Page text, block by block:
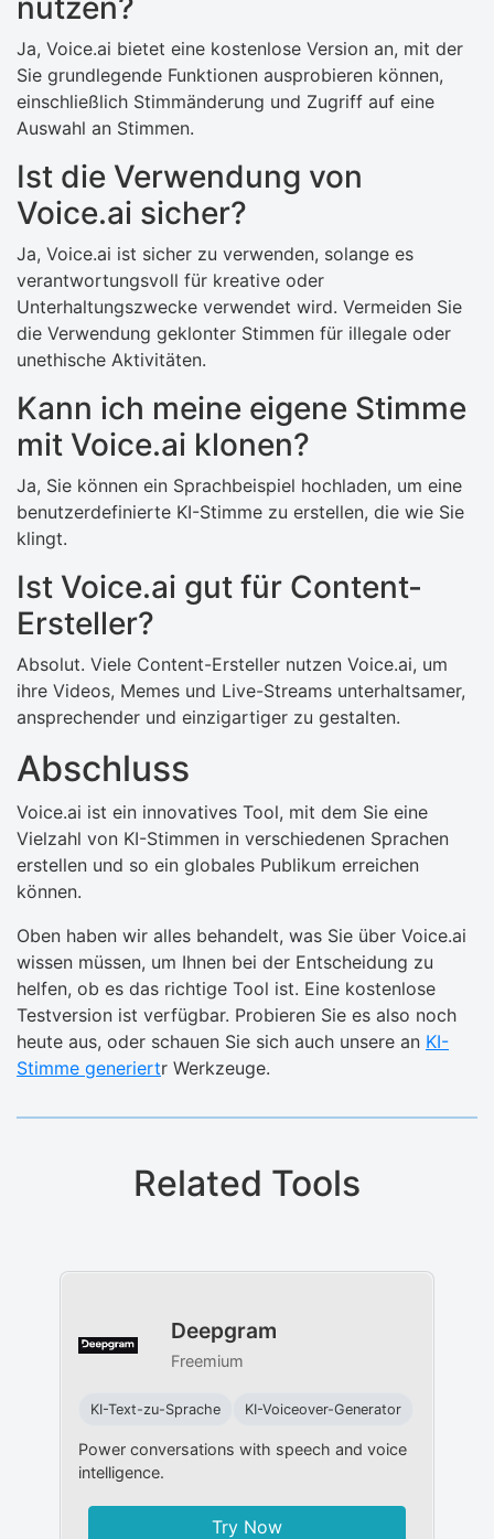
nutzen?
Ja, Voice.ai bietet eine kostenlose Version an, mit der
Sie grundlegende Funktionen ausprobieren können,
einschließlich Stimmänderung und Zugriff auf eine
Auswahl an Stimmen.
Ist die Verwendung von
Voice.ai sicher?
Ja, Voice.ai ist sicher zu verwenden, solange es
verantwortungsvoll für kreative oder
Unterhaltungszwecke verwendet wird. Vermeiden Sie
die Verwendung geklonter Stimmen für illegale oder
unethische Aktivitäten.
Kann ich meine eigene Stimme
mit Voice.ai klonen?
Ja, Sie können ein Sprachbeispiel hochladen, um eine
benutzerdefinierte KI-Stimme zu erstellen, die wie Sie
klingt.
Ist Voice.ai gut für Content-
Ersteller?
Absolut. Viele Content-Ersteller nutzen Voice.ai, um
ihre Videos, Memes und Live-Streams unterhaltsamer,
ansprechender und einzigartiger zu gestalten.
Abschluss
Voice.ai ist ein innovatives Tool, mit dem Sie eine
Vielzahl von KI-Stimmen in verschiedenen Sprachen
erstellen und so ein globales Publikum erreichen
können.
Oben haben wir alles behandelt, was Sie über Voice.ai
wissen müssen, um Ihnen bei der Entscheidung zu
helfen, ob es das richtige Tool ist. Eine kostenlose
Testversion ist verfügbar. Probieren Sie es also noch
heute aus, oder schauen Sie sich auch unsere an KI-
Stimme generiertr Werkzeuge.
Related Tools
Deepgram
Freemium
KI-Text-zu-Sprache KI-Voiceover-Generator
Power conversations with speech and voice
intelligence.
Try Now